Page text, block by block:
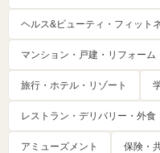
ヘルス&ビューティ・フィット
マンション・戸建・リフォーム
旅行・ホテル・リゾート
レストラン・デリバリー・外食
アミューズメント 保険・